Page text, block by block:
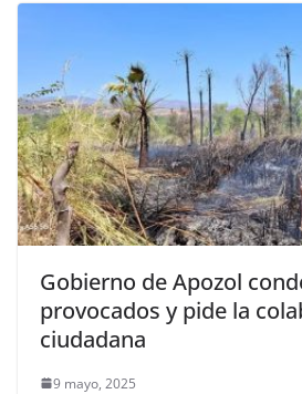
Gobierno de Apozol
provocados y pide la
ciudadana
9 mayo, 2025